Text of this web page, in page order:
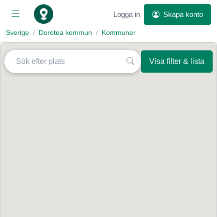
Logga in Skapa konto
Sverige Dorotea kommun Kommuner
Visa filter & lista